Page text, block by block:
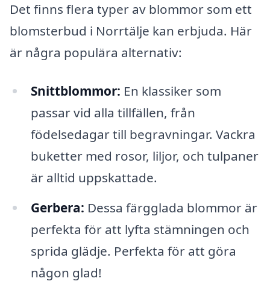
Det finns flera typer av blommor som ett
blomsterbud i Norrtälje kan erbjuda. Här
är några populära alternativ:
Snittblommor: En klassiker som
passar vid alla tillfällen, från
födelsedagar till begravningar. Vackra
buketter med rosor, liljor, och tulpaner
är alltid uppskattade.
Gerbera: Dessa färgglada blommor är
perfekta för att lyfta stämningen och
sprida glädje. Perfekta för att göra
någon glad!